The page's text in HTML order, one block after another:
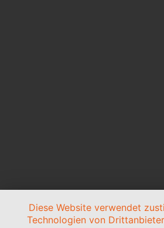
Diese Website verwendet
Technologien von